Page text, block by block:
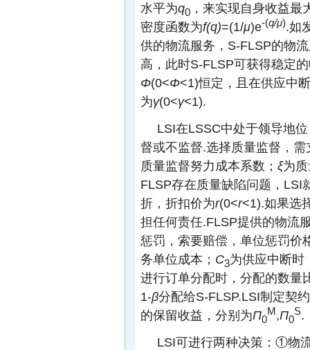
水平为q0 ，来实现自身收益
密度函数为f(q)=(1/μ)e-(q/μ).如
供的物流服务，S-FLSP的物
高，此时S-FLSP可获得稳定
Φ(0<Φ<1)恒定，且在供应中
为γ(0<γ<1).
LSI在LSSC中处于领导地
督或不监督.选择质量监督，
质量监督努力成本系数； ξ为
FLSP存在质量缺陷问题，LSI
折，折扣价为r(0<r<1).如果选
担任何责任.FLSP提供的物流
惩罚，索要赔偿，单位惩罚价
务单位成本； C3为供应中断时
进行订单分配时，分配的数量
1-β分配给S-FLSP.LSI制定契
的保留收益，分别为Π0
M,Π0
S.
LSI可进行两种决策：①物